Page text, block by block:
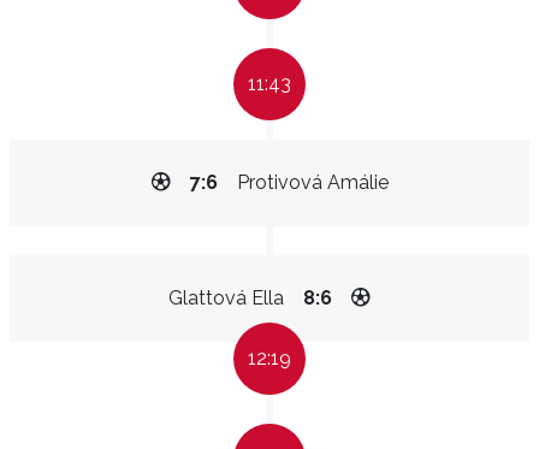
11:43
Protivová Amálie
7:6
Glattová Ella 8:6
12:19